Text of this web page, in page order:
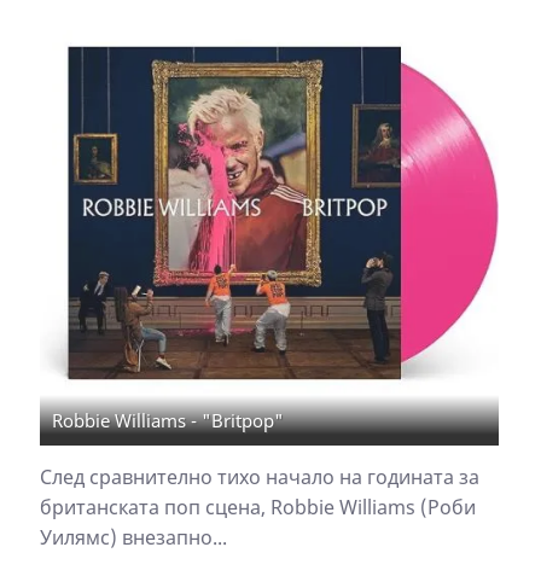
Robbie Williams - "Britpop"
След сравнително тихо начало на годината за
британската поп сцена, Robbie Williams (Роби
Уилямс) внезапно...